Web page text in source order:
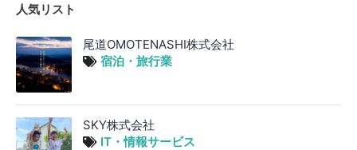
人気リスト
尾道OMOTENASHI株式会社
宿泊・旅行業
SKY株式会社
IT・情報サービス